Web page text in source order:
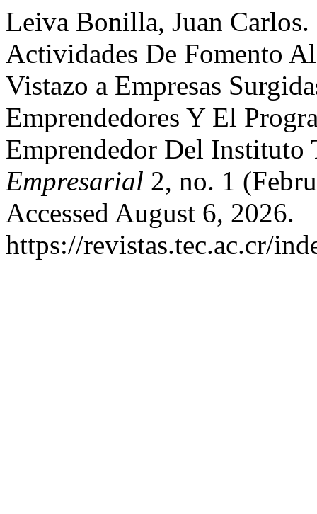
Leiva Bonilla, Juan Carlos.
Actividades De Fomento
Vistazo a Empresas
Emprendedores Y El
Emprendedor Del Instituto
Empresarial 2, no. 1
Accessed August 6, 2026.
https://revistas.tec.ac.cr/